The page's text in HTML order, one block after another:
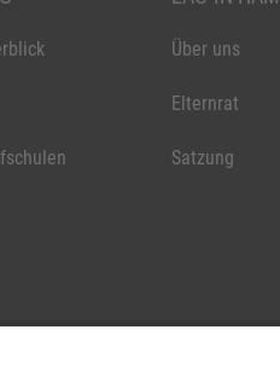
Über uns
Elternrat
Satzung